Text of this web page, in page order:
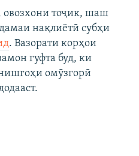
овозхони тоҷик, шаш
нақлиётӣ субҳи
. Вазорати корҳои
гуфта буд, ки
омӯзгорӣ